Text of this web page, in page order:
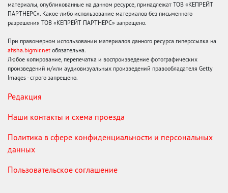
материалы, опубликованные на данном ресурсе, принадлежат ТОВ «КЕПРЕЙТ
ПАРТНЕРС». Какое-либо использование материалов без письменного
разрешения ТОВ «КЕПРЕЙТ ПАРТНЕРС» запрещено.
При правомерном использовании материалов данного ресурса гиперссылка на
afisha.bigmir.net обязательна.
Любое копирование, перепечатка и воспроизведение фотографических
произведений и/или аудиовизуальных произведений правообладателя Getty
Images - строго запрещено.
Редакция
Наши контакты и схема проезда
Политика в сфере конфиденциальности и персональных
данных
Пользовательское соглашение